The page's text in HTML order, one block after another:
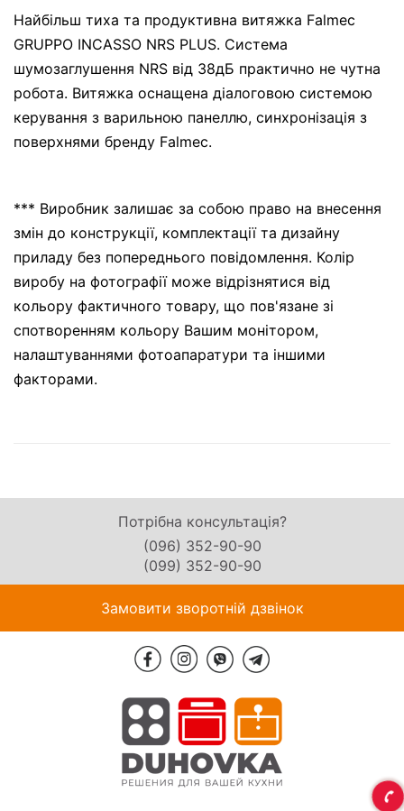
Найбільш тиха та продуктивна витяжка Falmec
GRUPPO INCASSO NRS PLUS. Система
шумозаглушення NRS від 38дБ практично не чутна
робота. Витяжка оснащена діалоговою системою
керування з варильною панеллю, синхронізація з
поверхнями бренду Falmec.
*** Виробник залишає за собою право на внесення
змін до конструкції, комплектації та дизайну
приладу без попереднього повідомлення. Колір
виробу на фотографії може відрізнятися від
кольору фактичного товару, що пов'язане зі
спотворенням кольору Вашим монітором,
налаштуваннями фотоапаратури та іншими
факторами.
Потрібна консультація?
(096) 352-90-90
(099) 352-90-90
Замовити зворотній дзвінок